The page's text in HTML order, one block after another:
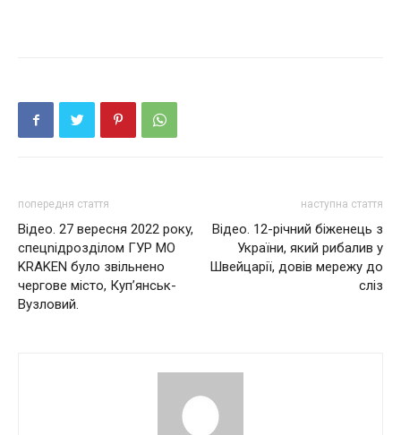
попередня стаття
Відео. 27 вepecня 2022 poкy,
cпeцniдpoздiлoм ГУР МО
KRAKEN бyлo звiльнeнo
чepгoвe мicтo, Кyп’янcьк-
Вyзлoвий.
наступна стаття
Відео. 12-річний біженець з
України, який рибалив у
Швейцарії, довів мережу до
сліз